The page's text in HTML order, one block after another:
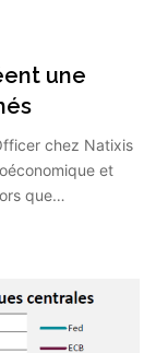
une
chez Natixis
et
que…